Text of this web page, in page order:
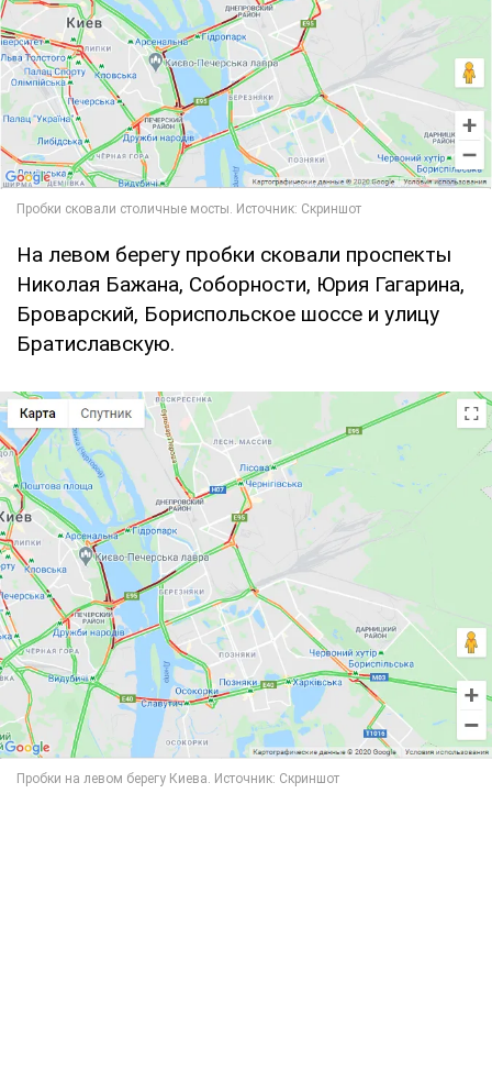
На левом берегу пробки сковали проспекты
Николая Бажана, Соборности, Юрия Гагарина,
Броварский, Бориспольское шоссе и улицу
Братиславскую.